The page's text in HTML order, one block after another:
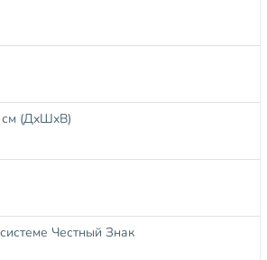
см (ДхШхВ)
Честный Знак